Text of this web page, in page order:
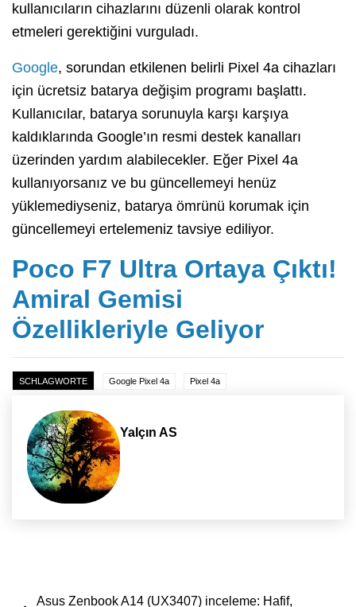
kullanıcıların cihazlarını düzenli olarak kontrol
etmeleri gerektiğini vurguladı.
Google, sorundan etkilenen belirli Pixel 4a cihazları
için ücretsiz batarya değişim programı başlattı.
Kullanıcılar, batarya sorunuyla karşı karşıya
kaldıklarında Google’ın resmi destek kanalları
üzerinden yardım alabilecekler. Eğer Pixel 4a
kullanıyorsanız ve bu güncellemeyi henüz
yüklemediyseniz, batarya ömrünü korumak için
güncellemeyi ertelemeniz tavsiye ediliyor.
Poco F7 Ultra Ortaya Çıktı!
Amiral Gemisi
Özellikleriyle Geliyor
SCHLAGWORTE Google Pixel 4a Pixel 4a
Yalçın AS
Yazı dolaşımı
Asus Zenbook A14 (UX3407) inceleme: Hafif,